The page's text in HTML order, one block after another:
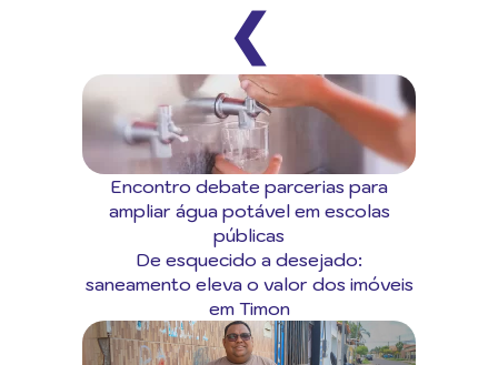
❮
Encontro debate parcerias para
ampliar água potável em escolas
públicas
De esquecido a desejado:
saneamento eleva o valor dos imóveis
em Timon